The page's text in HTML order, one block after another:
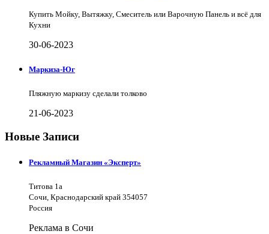
Купить Мойку, Вытяжку, Смеситель или Варочную Панель и всё для
Кухни
30-06-2023
Маркиза-Юг
Пляжную маркизу сделали толково
21-06-2023
Новые Записи
Рекламный Магазин «Эксперт»
Титова 1а
Сочи, Краснодарский край 354057
Россия
Реклама в Сочи